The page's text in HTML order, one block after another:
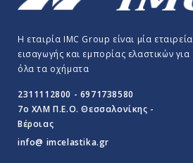
Η εταιρία IMC Group είναι μία εταιρεία
εισαγωγής και εμπορίας ελαστικών για
όλα τα οχήματα
2311112800 - 6971738580
7o ΧΛΜ Π.E.O. Θεσσαλονίκης -
Βέροιας
info@ imcelastika.gr